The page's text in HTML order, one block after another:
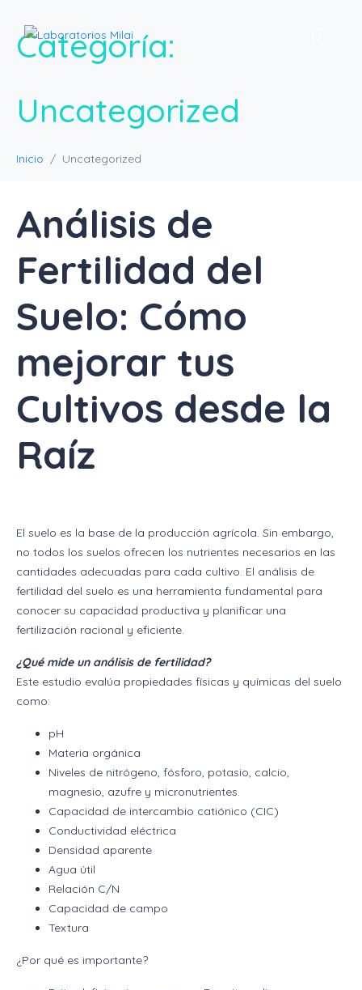
Categoría:
Uncategorized
Inicio Uncategorized
Análisis de
Fertilidad del
Suelo: Cómo
mejorar tus
Cultivos desde la
Raíz
El suelo es la base de la producción agrícola. Sin embargo,
no todos los suelos ofrecen los nutrientes necesarios en las
cantidades adecuadas para cada cultivo. El análisis de
fertilidad del suelo es una herramienta fundamental para
conocer su capacidad productiva y planificar una
fertilización racional y eficiente.
¿Qué mide un análisis de fertilidad?
Este estudio evalúa propiedades físicas y químicas del suelo
como:
pH
Materia orgánica
Niveles de nitrógeno, fósforo, potasio, calcio,
magnesio, azufre y micronutrientes.
Capacidad de intercambio catiónico (CIC)
Conductividad eléctrica
Densidad aparente
Agua útil
Relación C/N
Capacidad de campo
Textura
¿Por qué es importante?